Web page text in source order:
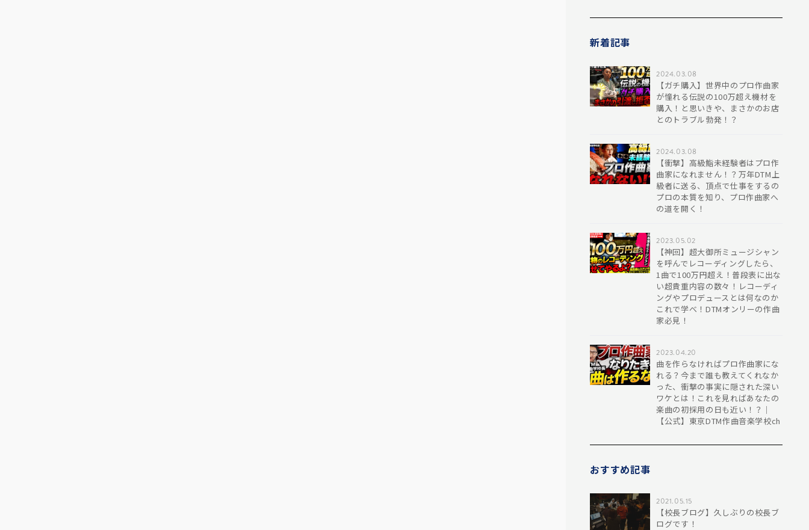
新着記事
2024.03.08
【ガチ購入】世界中のプロ作曲家
が憧れる伝説の100万超え機材を
購入！と思いきや、まさかのお店
とのトラブル勃発！？
2024.03.08
【衝撃】高級鮨未経験者はプロ作
曲家になれません！？万年DTM上
級者に送る、頂点で仕事をするの
プロの本質を知り、プロ作曲家へ
の道を開く！
2023.05.02
【神回】超大御所ミュージシャン
を呼んでレコーディングしたら、
1曲で100万円超え！普段表に出な
い超貴重内容の数々！レコーディ
ングやプロデュースとは何なのか
これで学べ！DTMオンリーの作曲
家必見！
2023.04.20
曲を作らなければプロ作曲家にな
れる？今まで誰も教えてくれなか
った、衝撃の事実に隠された深い
ワケとは！これを見ればあなたの
楽曲の初採用の日も近い！？｜
【公式】東京DTM作曲音楽学校ch
おすすめ記事
2021.05.15
【校長ブログ】久しぶりの校長ブ
ログです！